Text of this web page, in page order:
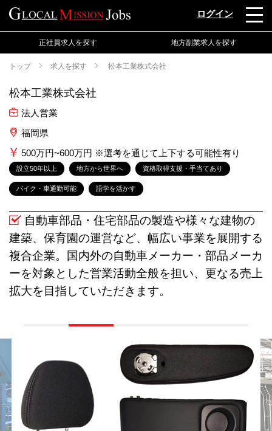
ログイン
正社員求人を探す 地方副業求人を探す
トップ 求人を探す 松本工業株式会社
松本工業株式会社
法人営業
福岡県
500万円~600万円 ※選考を通じて上下する可能性有り
設立50年以上 地方から世界へ 資格取得支援・手当てあり
バイク・車通勤可能 語学を活かす
自動車部品・住宅部品の製造や様々な建物の
建築、保育園の運営など、幅広い事業を展開する
複合企業。国内外の自動車メーカー・部品メーカ
ーを対象とした営業活動全般を担い、更なる売上
拡大を目指していただきます。